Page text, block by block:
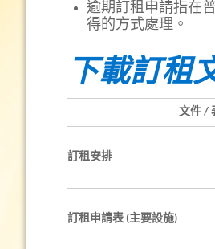
逾期訂租申請指在
得的方式處理。
下載訂租
文件 /
訂租安排
訂租申請表 (主要設施)